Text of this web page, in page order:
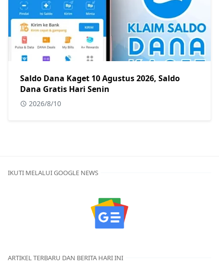
Saldo Dana Kaget 10 Agustus 2026, Saldo
Dana Gratis Hari Senin
2026/8/10
IKUTI MELALUI GOOGLE NEWS
ARTIKEL TERBARU DAN BERITA HARI INI